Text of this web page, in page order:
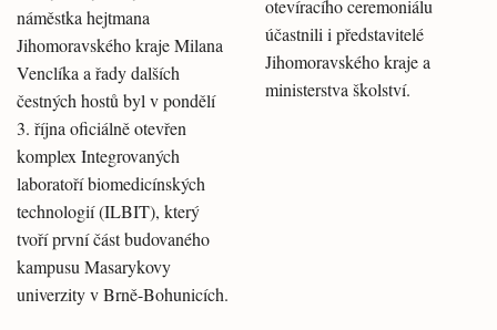
náměstka hejtmana
Jihomoravského kraje Milana
Venclíka a řady dalších
čestných hostů byl v pondělí
3. října oficiálně otevřen
komplex Integrovaných
laboratoří biomedicínských
technologií (ILBIT), který
tvoří první část budovaného
kampusu Masarykovy
univerzity v Brně-Bohunicích.
otevíracího ceremoniálu
účastnili i představitelé
Jihomoravského kraje a
ministerstva školství.